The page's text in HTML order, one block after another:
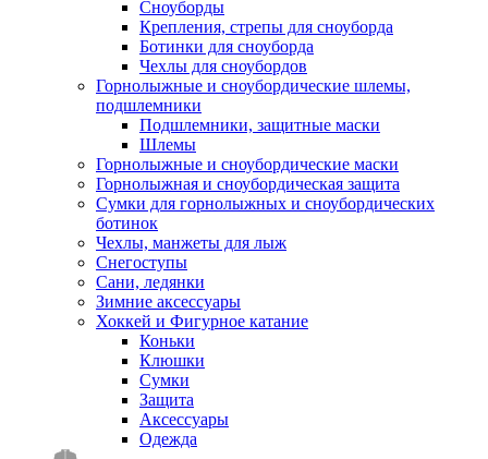
Сноуборды
Крепления, стрепы для сноуборда
Ботинки для сноуборда
Чехлы для сноубордов
Горнолыжные и сноубордические шлемы,
подшлемники
Подшлемники, защитные маски
Шлемы
Горнолыжные и сноубордические маски
Горнолыжная и сноубордическая защита
Сумки для горнолыжных и сноубордических
ботинок
Чехлы, манжеты для лыж
Снегоступы
Сани, ледянки
Зимние аксессуары
Хоккей и Фигурное катание
Коньки
Клюшки
Сумки
Защита
Аксессуары
Одежда